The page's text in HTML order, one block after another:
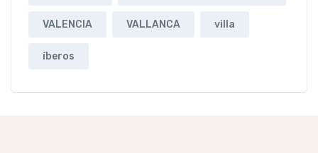
VALENCIA VALLANCA villa
íberos